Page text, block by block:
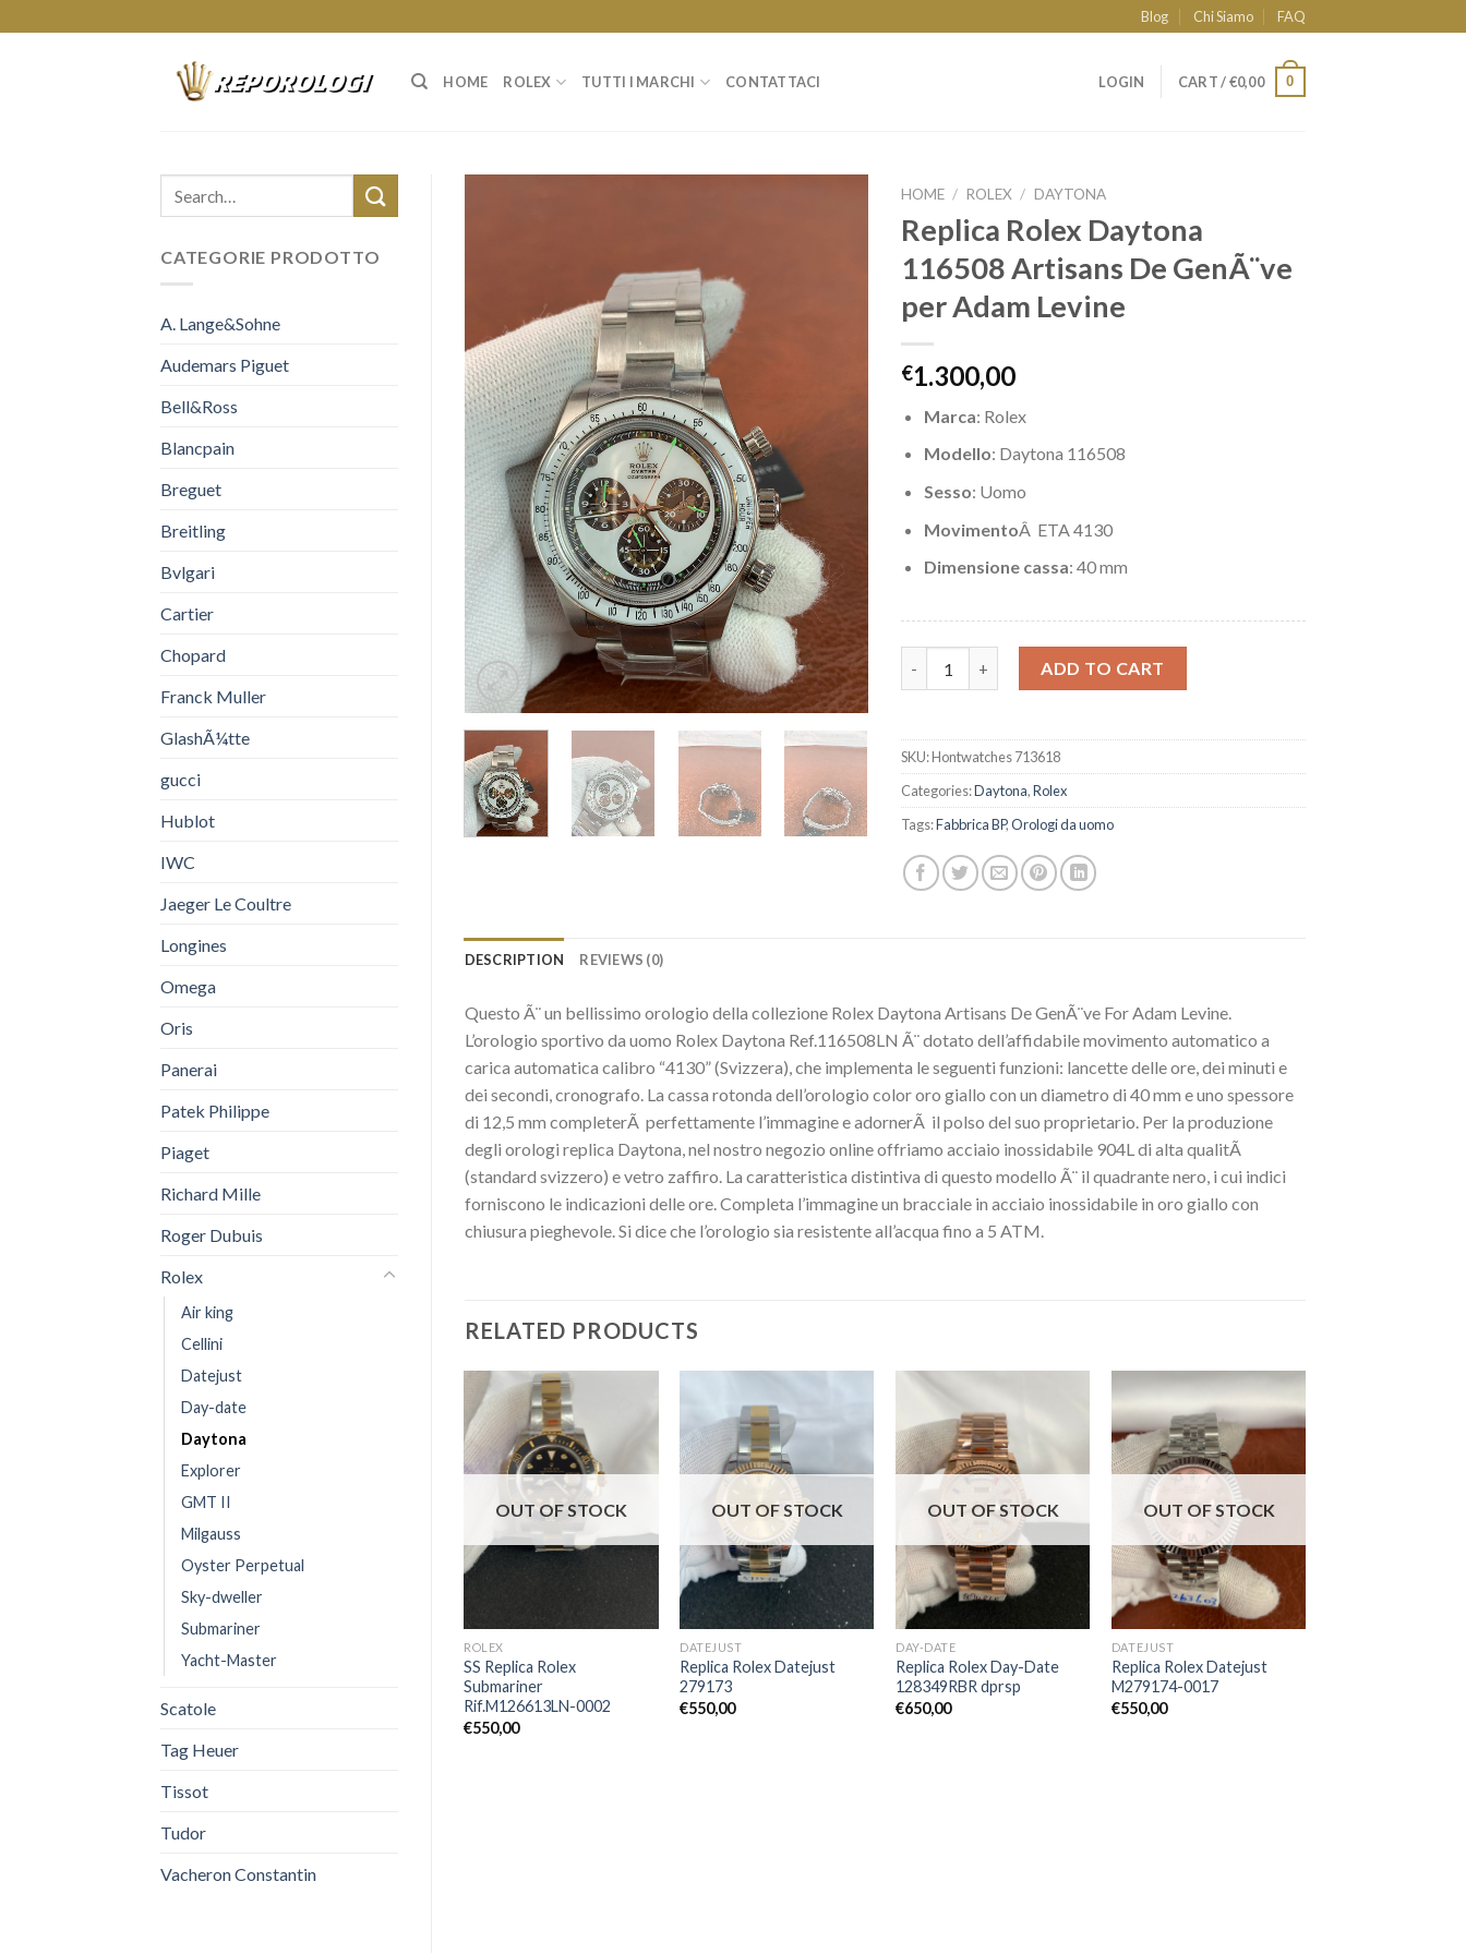
to
Blog Chi Siamo FAQ
HOME ROLEX TUTTI I MARCHI CONTATTACI LOGIN CART /€0,00 0
CATEGORIE PRODOTTO
A. Lange&Sohne
Audemars Piguet
Bell&Ross
Blancpain
Breguet
Breitling
Bvlgari
Cartier
Chopard
Franck Muller
GlashÃ¼tte
gucci
Hublot
IWC
Jaeger Le Coultre
Longines
Omega
Oris
Panerai
Patek Philippe
Piaget
Richard Mille
Roger Dubuis
Rolex
Air king
Cellini
Datejust
Day-date
Daytona
Explorer
GMT II
Milgauss
Oyster Perpetual
Sky-dweller
Submariner
Yacht-Master
Scatole
Tag Heuer
Tissot
Tudor
Vacheron Constantin
HOME / ROLEX / DAYTONA
Replica Rolex Daytona
116508 Artisans De GenÃ¨ve
per Adam Levine
€1.300,00
Marca: Rolex
Modello: Daytona 116508
Sesso: Uomo
MovimentoÂ ETA 4130
Dimensione cassa: 40 mm
ADD TO CART
SKU:Hontwatches 713618
Categories:Daytona,Rolex
Tags:Fabbrica BP,Orologi da uomo
DESCRIPTION REVIEWS (0)
Questo Ã¨ un bellissimo orologio della collezione Rolex Daytona Artisans De GenÃ¨ve For Adam Levine.
L’orologio sportivo da uomo Rolex Daytona Ref.116508LN Ã¨ dotato dell’affidabile movimento automatico a
carica automatica calibro “4130” (Svizzera), che implementa le seguenti funzioni: lancette delle ore, dei minuti e
dei secondi, cronografo. La cassa rotonda dell’orologio color oro giallo con un diametro di 40 mm e uno spessore
di 12,5 mm completerÃ perfettamente l’immagine e adornerÃ il polso del suo proprietario. Per la produzione
degli orologi replica Daytona, nel nostro negozio online offriamo acciaio inossidabile 904L di alta qualitÃ
(standard svizzero) e vetro zaffiro. La caratteristica distintiva di questo modello Ã¨ il quadrante nero, i cui indici
forniscono le indicazioni delle ore. Completa l’immagine un bracciale in acciaio inossidabile in oro giallo con
chiusura pieghevole. Si dice che l’orologio sia resistente all’acqua fino a 5 ATM.
RELATED PRODUCTS
OUT OF STOCK
ROLEX
SS Replica Rolex
Submariner
Rif.M126613LN-0002
€550,00
OUT OF STOCK
DATEJUST
Replica Rolex Datejust
279173
€550,00
OUT OF STOCK
DAY-DATE
Replica Rolex Day-Date
128349RBR dprsp
€650,00
OUT OF STOCK
DATEJUST
Replica Rolex Datejust
M279174-0017
€550,00
OUT OF STOCK
Replica Rolex Yacht-Master
Replica Rolex Daytona